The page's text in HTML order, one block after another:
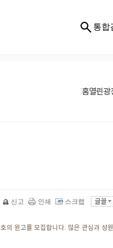
통합
홈열린광
신고 인쇄 스크랩
의 원고를 모집합니다. 많은 관심과 성